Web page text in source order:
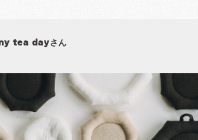
tea dayさん